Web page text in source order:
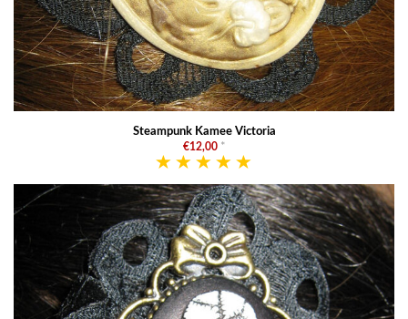
Steampunk Kamee Victoria
€12,00 *